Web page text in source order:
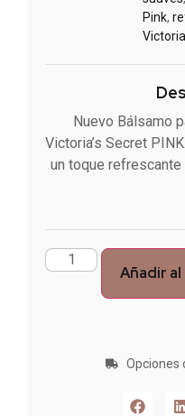
Pink,
Nuevo Bálsamo
Victoria’s Secret
un toque
Añadir
Opciones